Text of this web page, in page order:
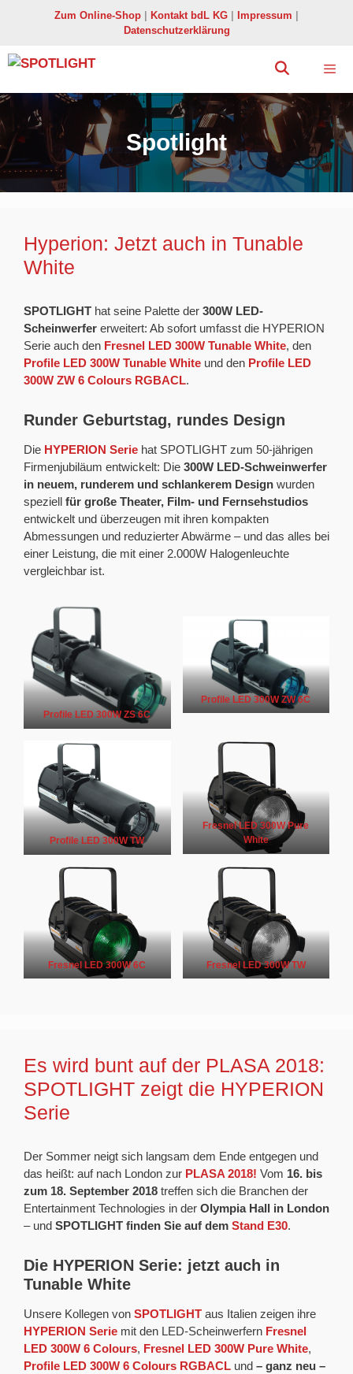
Zum Online-Shop Kontakt bdL KG Impressum
Datenschutzerklärung
Menü
Spotlight
Hyperion: Jetzt auch in Tunable
White
SPOTLIGHT hat seine Palette der 300W LED-
Scheinwerfer erweitert: Ab sofort umfasst die HYPERION
Serie auch den Fresnel LED 300W Tunable White, den
Profile LED 300W Tunable White und den Profile LED
300W ZW 6 Colours RGBACL.
Runder Geburtstag, rundes Design
Die HYPERION Serie hat SPOTLIGHT zum 50-jährigen
Firmenjubiläum entwickelt: Die 300W LED-Schweinwerfer
in neuem, runderem und schlankerem Design wurden
speziell für große Theater, Film- und Fernsehstudios
entwickelt und überzeugen mit ihren kompakten
Abmessungen und reduzierter Abwärme – und das alles bei
einer Leistung, die mit einer 2.000W Halogenleuchte
vergleichbar ist.
Profile LED 300W ZS 6C
Profile LED 300W ZW 6C
Profile LED 300W TW
Fresnel LED 300W Pure
White
Fresnel LED 300W 6C Fresnel LED 300W TW
Es wird bunt auf der PLASA 2018:
SPOTLIGHT zeigt die HYPERION
Serie
Der Sommer neigt sich langsam dem Ende entgegen und
das heißt: auf nach London zur PLASA 2018! Vom 16. bis
zum 18. September 2018 treffen sich die Branchen der
Entertainment Technologies in der Olympia Hall in London
– und SPOTLIGHT finden Sie auf dem Stand E30.
Die HYPERION Serie: jetzt auch in
Tunable White
Unsere Kollegen von SPOTLIGHT aus Italien zeigen ihre
HYPERION Serie mit den LED-Scheinwerfern Fresnel
LED 300W 6 Colours, Fresnel LED 300W Pure White,
Profile LED 300W 6 Colours RGBACL und – ganz neu –